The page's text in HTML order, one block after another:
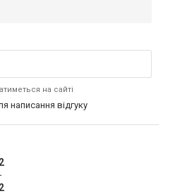
на сайті
написання відгуку